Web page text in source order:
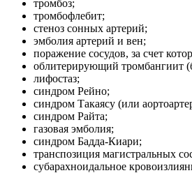
тромбоз;
тромбофлебит;
стеноз сонных артерий;
эмболия артерий и вен;
поражение сосудов, за счет
облитерирующий тромбангиит
лифостаз;
синдром Рейно;
синдром Такаясу (или
синдром Райта;
газовая эмболия;
синдром Бадда-Киари;
транспозиция магистральных
субарахноидальное